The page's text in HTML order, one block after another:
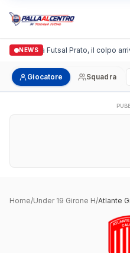
NEWS
Italgronda Futsal Prato, il colpo
Giocatore Squadra
Home/Under 19 Girone H/Atlante